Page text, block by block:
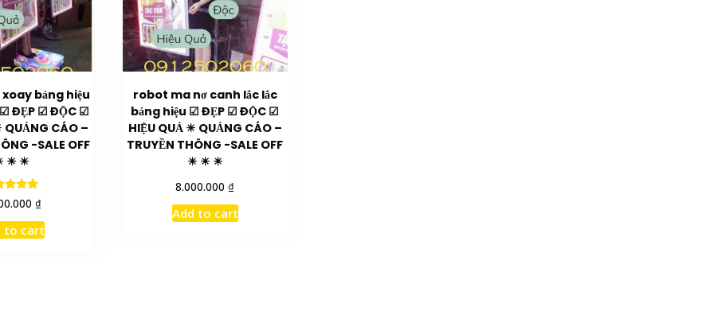
bảng hiệu
ĐẸP ☑ ĐỘC ☑
QUẢNG CÁO –
-SALE OFF
☀ ☀
5.00
of 5
₫
to cart
robot ma nơ canh lắc lắc
bảng hiệu ☑ ĐẸP ☑ ĐỘC ☑
HIỆU QUẢ ☀ QUẢNG CÁO –
TRUYỀN THÔNG -SALE OFF
☀ ☀ ☀
8.000.000 ₫
Add to cart